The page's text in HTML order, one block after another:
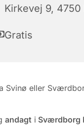
Kirkevej 9, 4750
Gratis
Svinø eller
andagt i Sværdborg